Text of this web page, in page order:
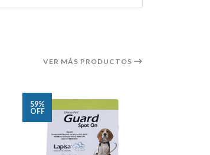
VER MÁS PRODUCTOS
59%
OFF